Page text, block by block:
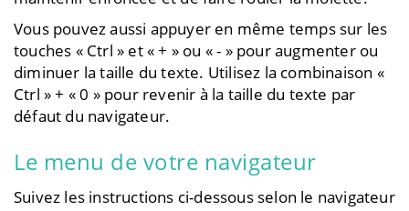
Vous pouvez aussi appuyer en même temps sur les
touches « Ctrl » et « + » ou « - » pour augmenter ou
diminuer la taille du texte. Utilisez la combinaison «
Ctrl » + « 0 » pour revenir à la taille du texte par
défaut du navigateur.
Le menu de votre navigateur
Suivez les instructions ci-dessous selon le navigateur